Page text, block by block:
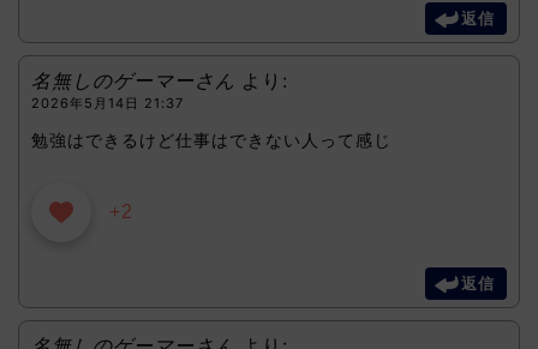
返信
名無しのゲーマーさん より:
2026年5月14日 21:37
勉強はできるけど仕事はできない人って感じ
+2
返信